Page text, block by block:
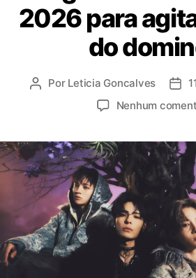
K
r
i
a
2026 para
do
A
r
d
o
p
o
t
Por Leticia Goncalves
D
d
e
p
b
l
c
a
Nenhum